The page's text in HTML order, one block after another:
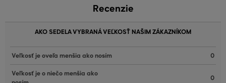
Recenzie
AKO SEDELA VYBRANÁ VEĽKOSŤ NAŠIM ZÁKAZNÍKOM
Veľkosť je oveľa menšia ako nosím 0
Veľkosť je o niečo menšia ako
0